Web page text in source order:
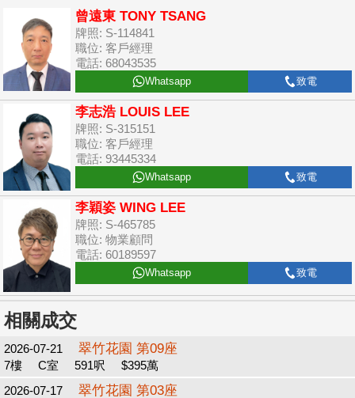
曾遠東 TONY TSANG
牌照: S-114841
職位: 客戶經理
電話: 68043535
Whatsapp 致電
李志浩 LOUIS LEE
牌照: S-315151
職位: 客戶經理
電話: 93445334
Whatsapp 致電
李穎姿 WING LEE
牌照: S-465785
職位: 物業顧問
電話: 60189597
Whatsapp 致電
相關成交
2026-07-21 翠竹花園 第09座
7樓 C室 591呎
$395萬
2026-07-17
翠竹花園 第03座